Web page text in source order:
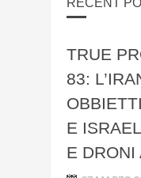
RECENT
TRUE
83:
E
E DRONI